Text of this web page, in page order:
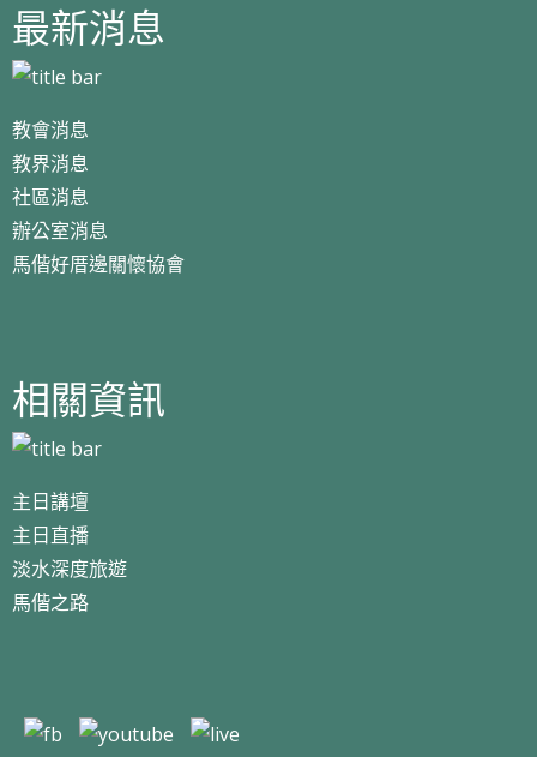
最新消息
教會消息
教界消息
社區消息
辦公室消息
馬偕好厝邊關懷協會
相關資訊
主日講壇
主日直播
淡水深度旅遊
馬偕之路